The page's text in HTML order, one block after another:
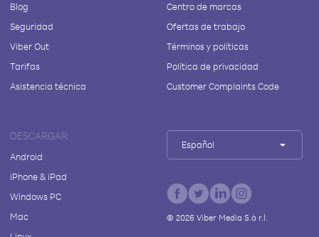
Blog
Seguridad
Viber Out
Tarifas
Asistencia técnica
Centro de marcas
Ofertas de trabajo
Términos y políticas
Política de privacidad
Customer Complaints Code
DESCARGAR
Android
iPhone & iPad
Windows PC
Mac
Español
© 2026Viber Media S.à r.l.